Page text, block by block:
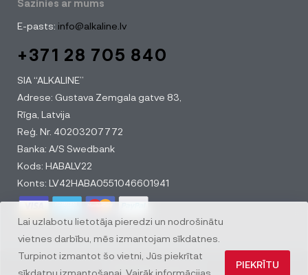
Lai uzlabotu lietotāja pieredzi un nodrošinātu
vietnes darbību, mēs izmantojam sīkdatnes.
Turpinot izmantot šo vietni, Jūs piekrītat
sīkdatņu izmantošanai. Vairāk informācijas
PIEKRĪTU
Sazinies ar mums
E-pasts: info@alkaline.lv
+371 28 705 840
SIA “ALKALINE”
Adrese: Gustava Zemgala gatve 83,
Rīga, Latvija
Reģ. Nr. 40203207772
Banka: A/S Swedbank
Kods: HABALV22
Konts: LV42HABA0551046601941
© All rights reserved